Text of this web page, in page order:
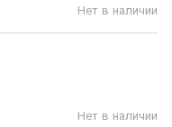
Нет в наличии
Нет в наличии